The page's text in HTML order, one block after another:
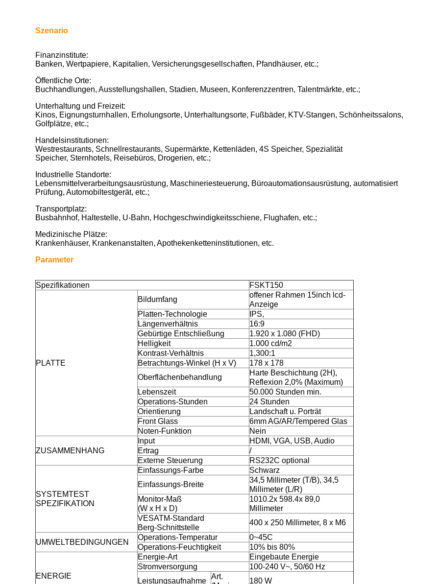
Szenario
Finanzinstitute:
Banken, Wertpapiere, Kapitalien, Versicherungsgesellschaften, Pfandhäuser, etc.;
Öffentliche Orte:
Buchhandlungen, Ausstellungshallen, Stadien, Museen, Konferenzzentren, Talentmärkte, etc.;
Unterhaltung und Freizeit:
Kinos, Eignungsturnhallen, Erholungsorte, Unterhaltungsorte, Fußbäder, KTV-Stangen, Schönheitssalons,
Golfplätze, etc.;
Handelsinstitutionen:
Westrestaurants, Schnellrestaurants, Supermärkte, Kettenläden, 4S Speicher, Spezialität
Speicher, Sternhotels, Reisebüros, Drogerien, etc.;
Industrielle Standorte:
Lebensmittelverarbeitungsausrüstung, Maschineriesteuerung, Büroautomationsausrüstung, automatisiert
Prüfung, Automobiltestgerät, etc.;
Transportplatz:
Busbahnhof, Haltestelle, U-Bahn, Hochgeschwindigkeitsschiene, Flughafen, etc.;
Medizinische Plätze:
Krankenhäuser, Krankenanstalten, Apothekenketteninstitutionen, etc.
Parameter
Spezifikationen FSKT150
PLATTE
Bildumfang
offener Rahmen 15inch lcd-
Anzeige
Platten-Technologie
IPS,
Längenverhältnis
16:9
Gebürtige Entschließung
1.920 x 1.080 (FHD)
Helligkeit
1.000 cd/m2
Kontrast-Verhältnis
1,300:1
Betrachtungs-Winkel (H x V)
178 x 178
Oberflächenbehandlung
Harte Beschichtung (2H),
Reflexion 2,0% (Maximum)
Lebenszeit
50.000 Stunden min.
Operations-Stunden
24 Stunden
Orientierung
Landschaft u. Porträt
Front Glass
6mm AG/AR/Tempered Glas
Noten-Funktion
Nein
ZUSAMMENHANG
Input
HDMI, VGA, USB, Audio
Ertrag
/
Externe Steuerung
RS232C optional
SYSTEMTEST
SPEZIFIKATION
Einfassungs-Farbe
Schwarz
Einfassungs-Breite
34,5 Millimeter (T/B), 34,5
Millimeter (L/R)
Monitor-Maß
(W x H x D)
1010.2x 598.4x 89,0
Millimeter
VESATM-Standard
Berg-Schnittstelle
400 x 250 Millimeter, 8 x M6
UMWELTBEDINGUNGEN
Operations-Temperatur
0~45C
Operations-Feuchtigkeit
10% bis 80%
ENERGIE
Energie-Art
Eingebaute Energie
Stromversorgung
100-240 V~, 50/60 Hz
Leistungsaufnahme
Art.
180 W